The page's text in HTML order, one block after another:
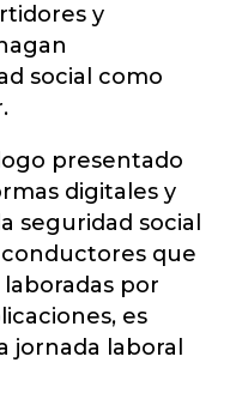
y
social como
presentado
digitales y
seguridad social
que
por
es
jornada laboral